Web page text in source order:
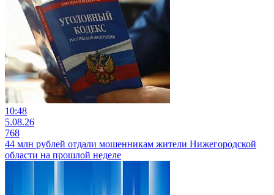
10:48
5.08.26
768
44 млн рублей отдали мошенникам жители Нижегородской
области на прошлой неделе